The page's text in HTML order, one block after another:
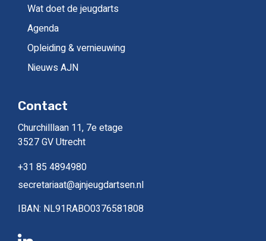
Wat doet de jeugdarts
Agenda
Opleiding & vernieuwing
Nieuws AJN
Contact
Churchilllaan 11, 7e etage
3527 GV Utrecht
+31 85 4894980
secretariaat@ajnjeugdartsen.nl
IBAN: NL91RABO0376581808